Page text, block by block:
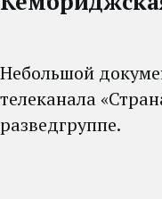
Небольшой
телеканала
разведгруппе.